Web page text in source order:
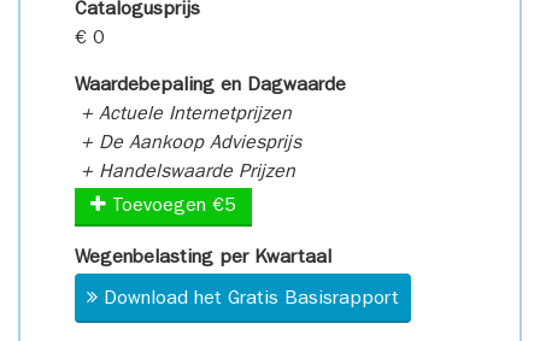
Catalogusprijs
€ 0
Waardebepaling en Dagwaarde
+ Actuele Internetprijzen
+ De Aankoop Adviesprijs
+ Handelswaarde Prijzen
Toevoegen €5
Wegenbelasting per Kwartaal
Download het Gratis Basisrapport